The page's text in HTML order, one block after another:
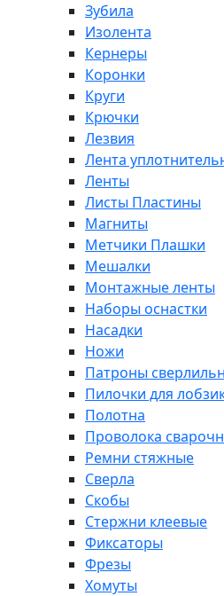
Зубила
Изолента
Кернеры
Коронки
Круги
Крючки
Лезвия
Лента
Ленты
Листы Пластины
Магниты
Метчики Плашки
Мешалки
Монтажные ленты
Наборы оснастки
Насадки
Ножи
Патроны
Пилочки для
Полотна
Проволока
Ремни стяжные
Сверла
Скобы
Стержни клеевые
Фиксаторы
Фрезы
Хомуты